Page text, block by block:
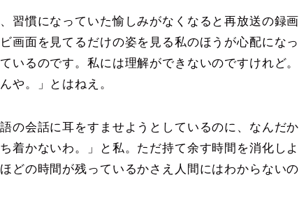
習慣になっていた愉しみがなくなると再放送の録画
画面を見てるだけの姿を見る私のほうが心配になっ
いるのです。私には理解ができないのですけれど。
や。」とはねえ。
の会話に耳をすませようとしているのに、なんだか
着かないわ。」と私。ただ持て余す時間を消化しよ
どの時間が残っているかさえ人間にはわからないの